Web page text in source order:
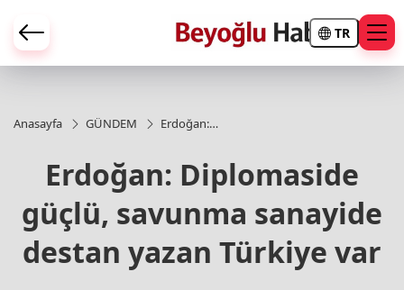
TR
Anasayfa GÜNDEM
Erdoğan:
savunma
sanayide
destan
yazan
Erdoğan: Diplomaside
güçlü, savunma sanayide
destan yazan Türkiye var